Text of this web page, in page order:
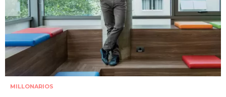
MILLONARIOS